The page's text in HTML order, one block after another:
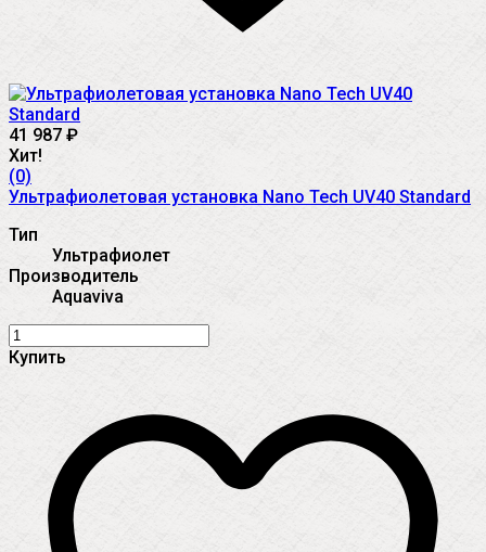
41 987 ₽
Хит!
(0)
Ультрафиолетовая установка Nano Tech UV40 Standard
Тип
Ультрафиолет
Производитель
Aquaviva
Купить